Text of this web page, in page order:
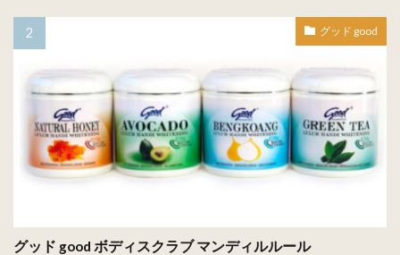
グッド good
グッド good ボディスクラブ マンディルルール